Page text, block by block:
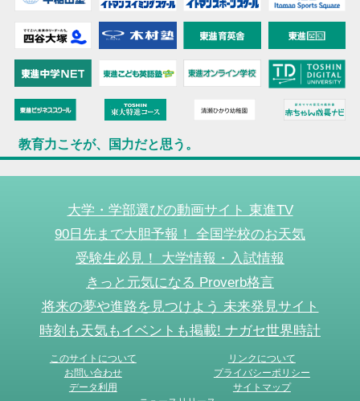
教育力こそが、国力だと思う。
大学・学部選びの動画サイト 東進TV
90日先まで大胆予報！ 全国学校のお天気
受験生必見！ 大学情報・入試情報
きっと元気になる Proverb格言
将来の夢や進路を見つけよう 未来発見サイト
時刻も天気もイベントも掲載! ナガセ世界時計
このサイトについて
リンクについて
お問い合わせ
プライバシーポリシー
データ利用
サイトマップ